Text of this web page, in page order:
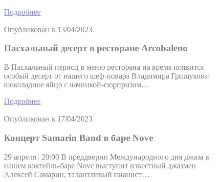
Подробнее
Опубликован в 13/04/2023
Пасхальный десерт в ресторане Arcobaleno
В Пасхальный период в меню ресторана на время появится
особый десерт от нашего шеф-повара Владимира Гришукова:
шоколадное яйцо с начинкой-сюрпризом…
Подробнее
Опубликован в 17/04/2023
Концерт Samarin Band в баре Nove
29 апреля | 20:00 В преддверии Международного дня джаза в
нашем коктейль-баре Nove выступит известный джазмен
Алексей Самарин, талантливый пианист…